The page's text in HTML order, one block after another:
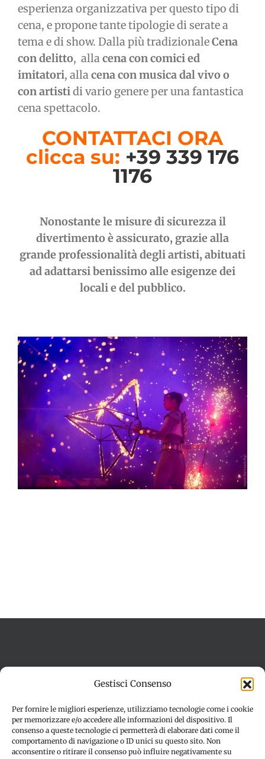
Gestisci Consenso
Per fornire le migliori esperienze, utilizziamo tecnologie come i cookie
per memorizzare e/o accedere alle informazioni del dispositivo. Il
consenso a queste tecnologie ci permetterà di elaborare dati come il
comportamento di navigazione o ID unici su questo sito. Non
acconsentire o ritirare il consenso può influire negativamente su
esperienza organizzativa per questo tipo di
cena, e propone tante tipologie di serate a
tema e di show. Dalla più tradizionaleCena
con delitto, allacena con comici ed
imitatori, allacena con musica dal vivo o
con artistidi vario genere per una fantastica
cena spettacolo.
CONTATTACI ORA
clicca su: +39 339 176
1176
Nonostante le misure di sicurezza il
divertimento è assicurato, grazie alla
grande professionalità degli artisti, abituati
ad adattarsi benissimo alle esigenze dei
locali e del pubblico.
Disconoscimento